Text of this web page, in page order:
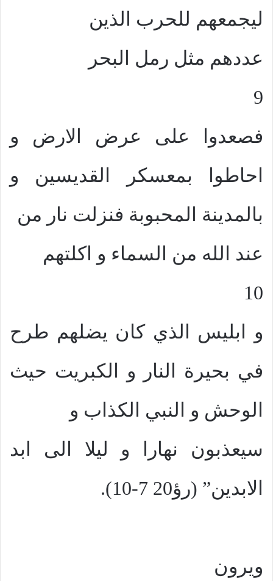
ليجمعهم للحرب الذين
عددهم مثل رمل البحر
9
فصعدوا على عرض الارض و
احاطوا بمعسكر القديسين و
بالمدينة المحبوبة فنزلت نار من
عند الله من السماء و اكلتهم
10
و ابليس الذي كان يضلهم طرح
في بحيرة النار و الكبريت حيث
الوحش و النبي الكذاب و
سيعذبون نهارا و ليلا الى ابد
الابدين” (رؤ20 7-10).
ويرون